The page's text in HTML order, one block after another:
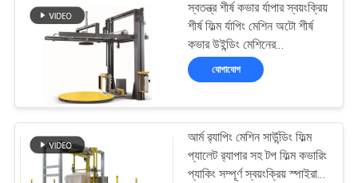
মামলা
উদ্ধৃতি
অনুরোধ
করুন
স্বতন্ত্র শীর্ষ কভার র্যাপার স্বয়ংক্রিয়
শীর্ষ ফিল্ম র্যাপিং মেশিন অটো শীর্ষ
কভার উইন্ডিং মেশিনের
প্রস্তুতকারক
যোগাযোগ
আর্ম র‍্যাপিং মেশিন সার্উন্ডিং ফিল্ম
প্যালেট র‍্যাপার সহ টপ ফিল্ম কভারিং
প্যাকিং সম্পূর্ণ স্বয়ংক্রিয় স্পাইরাল